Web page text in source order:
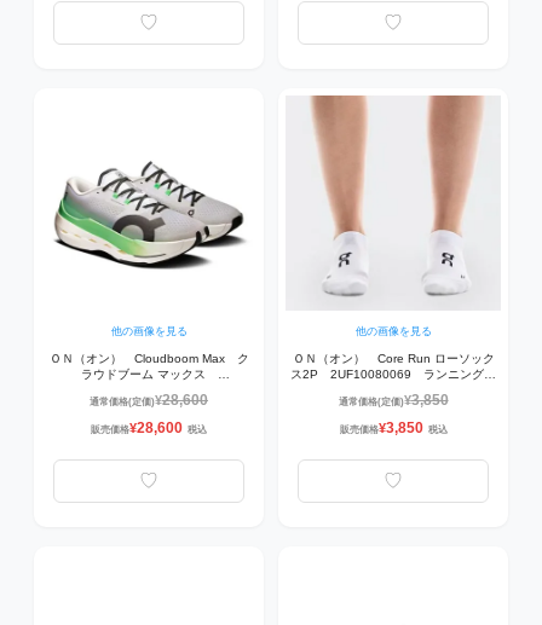
他の画像を見る
ＯＮ（オン） Cloudboom Max ク
ラウドブーム マックス
ズ Honeydrew | Lilac
通常価格(定価)¥28,600
販売価格¥28,600 税込
他の画像を見る
ＯＮ（オン） Core Run ローソック
ス2P 2UF10080069 ランニングソ
通常価格(定価)¥3,850
販売価格¥3,850 税込